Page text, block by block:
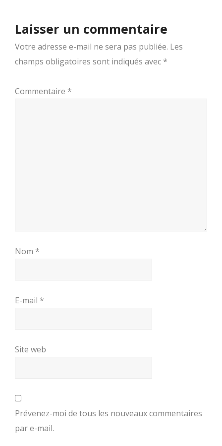
Laisser un commentaire
Votre adresse e-mail ne sera pas publiée. Les
champs obligatoires sont indiqués avec *
Commentaire *
Nom *
E-mail *
Site web
Prévenez-moi de tous les nouveaux commentaires
par e-mail.